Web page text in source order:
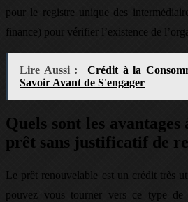
pour le registre unique des
finance) pour vérifier l’existence de
Lire Aussi :
Crédit à la
Savoir Avant de S'engager
Quels sont les
prêt sans justificatif de
Le prêt renouvelable est un crédit très
pouvez vous tourner vers ce type de